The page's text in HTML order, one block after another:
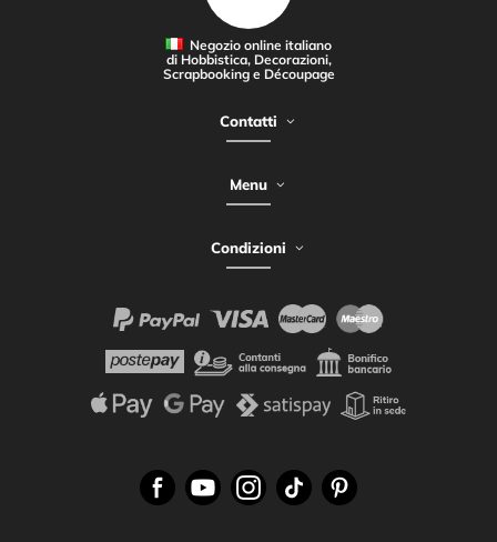
Negozio online italiano
di Hobbistica, Decorazioni,
Scrapbooking e Découpage
Contatti
Menu
Condizioni